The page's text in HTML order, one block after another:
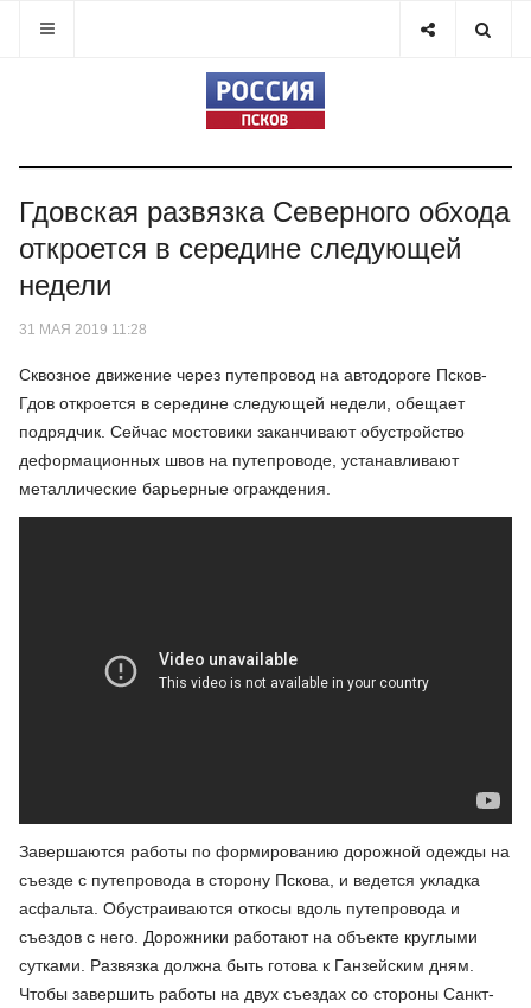
Гдовская развязка Северного обхода
откроется в середине следующей
недели
31 МАЯ 2019 11:28
Сквозное движение через путепровод на автодороге Псков-
Гдов откроется в середине следующей недели, обещает
подрядчик. Сейчас мостовики заканчивают обустройство
деформационных швов на путепроводе, устанавливают
металлические барьерные ограждения.
Завершаются работы по формированию дорожной одежды на
съезде с путепровода в сторону Пскова, и ведется укладка
асфальта. Обустраиваются откосы вдоль путепровода и
съездов с него. Дорожники работают на объекте круглыми
сутками. Развязка должна быть готова к Ганзейским дням.
Чтобы завершить работы на двух съездах со стороны Санкт-